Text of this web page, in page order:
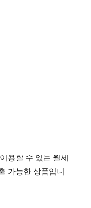
용할 수 있는 월세
가능한 상품입니